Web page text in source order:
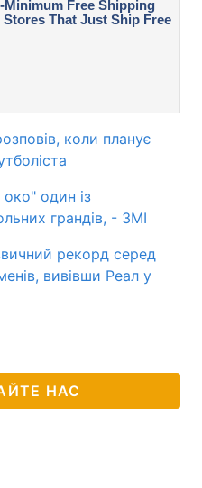
коли планує
один із
грандів, - ЗМІ
рекорд серед
вивівши Реал у
НАС